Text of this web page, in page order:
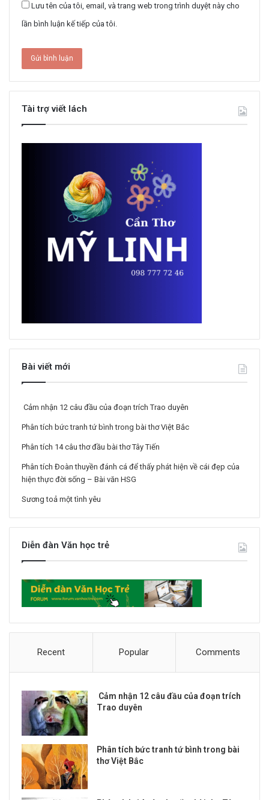
Lưu tên của tôi, email, và trang web trong trình duyệt này cho
lần bình luận kế tiếp của tôi.
Tài trợ viết lách
Bài viết mới
Cảm nhận 12 câu đầu của đoạn trích Trao duyên
Phân tích bức tranh tứ bình trong bài thơ Việt Bắc
Phân tích 14 câu thơ đầu bài thơ Tây Tiến
Phân tích Đoàn thuyền đánh cá để thấy phát hiện về cái đẹp của
hiện thực đời sống – Bài văn HSG
Sương toả một tình yêu
Diễn đàn Văn học trẻ
Recent Popular Comments
Cảm nhận 12 câu đầu của đoạn trích
Trao duyên
Phân tích bức tranh tứ bình trong bài
thơ Việt Bắc